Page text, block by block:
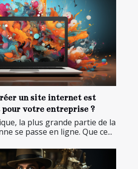
un site internet est
votre entreprise ?
la plus grande partie de la
se passe en ligne. Que ce...